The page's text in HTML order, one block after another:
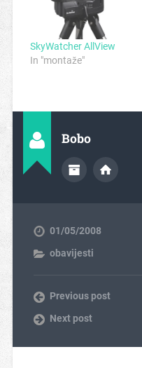
SkyWatcher AllView
In "montaže"
Bobo
01/05/2008
obavijesti
Previous post
Next post